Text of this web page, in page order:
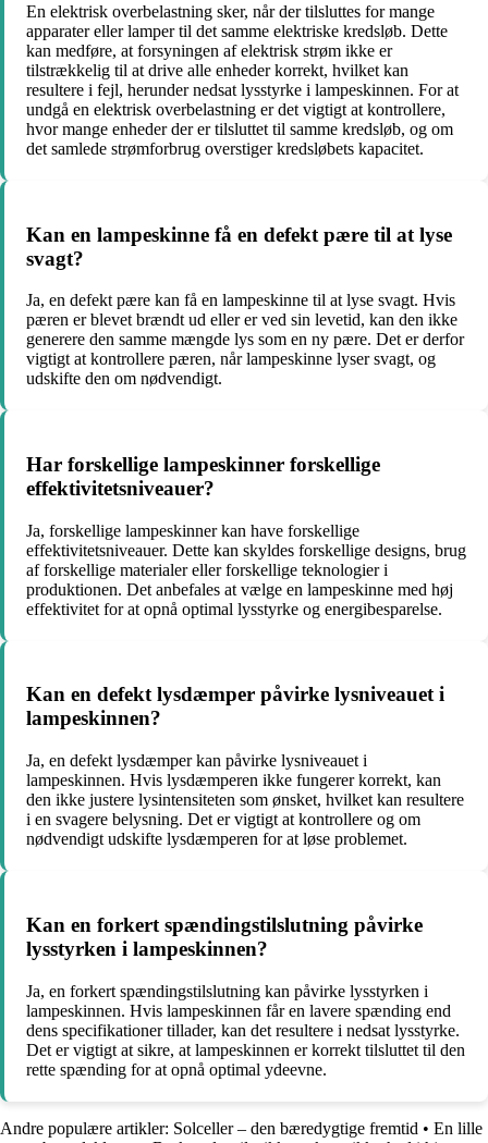
En elektrisk overbelastning sker, når der tilsluttes for mange
apparater eller lamper til det samme elektriske kredsløb. Dette
kan medføre, at forsyningen af elektrisk strøm ikke er
tilstrækkelig til at drive alle enheder korrekt, hvilket kan
resultere i fejl, herunder nedsat lysstyrke i lampeskinnen. For at
undgå en elektrisk overbelastning er det vigtigt at kontrollere,
hvor mange enheder der er tilsluttet til samme kredsløb, og om
det samlede strømforbrug overstiger kredsløbets kapacitet.
Kan en lampeskinne få en defekt pære til at lyse
svagt?
Ja, en defekt pære kan få en lampeskinne til at lyse svagt. Hvis
pæren er blevet brændt ud eller er ved sin levetid, kan den ikke
generere den samme mængde lys som en ny pære. Det er derfor
vigtigt at kontrollere pæren, når lampeskinne lyser svagt, og
udskifte den om nødvendigt.
Har forskellige lampeskinner forskellige
effektivitetsniveauer?
Ja, forskellige lampeskinner kan have forskellige
effektivitetsniveauer. Dette kan skyldes forskellige designs, brug
af forskellige materialer eller forskellige teknologier i
produktionen. Det anbefales at vælge en lampeskinne med høj
effektivitet for at opnå optimal lysstyrke og energibesparelse.
Kan en defekt lysdæmper påvirke lysniveauet i
lampeskinnen?
Ja, en defekt lysdæmper kan påvirke lysniveauet i
lampeskinnen. Hvis lysdæmperen ikke fungerer korrekt, kan
den ikke justere lysintensiteten som ønsket, hvilket kan resultere
i en svagere belysning. Det er vigtigt at kontrollere og om
nødvendigt udskifte lysdæmperen for at løse problemet.
Kan en forkert spændingstilslutning påvirke
lysstyrken i lampeskinnen?
Ja, en forkert spændingstilslutning kan påvirke lysstyrken i
lampeskinnen. Hvis lampeskinnen får en lavere spænding end
dens specifikationer tillader, kan det resultere i nedsat lysstyrke.
Det er vigtigt at sikre, at lampeskinnen er korrekt tilsluttet til den
rette spænding for at opnå optimal ydeevne.
Andre populære artikler: Solceller – den bæredygtige fremtid • En lille